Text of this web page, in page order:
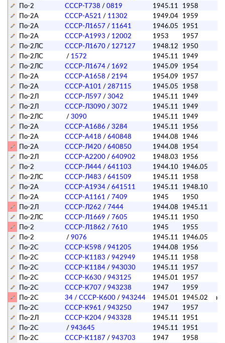
По-2
СССР-Т738 /0819 1945.11 1958
По-2А
СССР-А521 / 11302 1949.04 1959
По-2А
СССР-Л1657 / 11641 1946.05 1951
По-2А
СССР-А1993 / 12002 1953 1957
По-2ЛС
СССР-Л1670 / 127127 1948.12 1950
По-2ЛС
/ 1572 1945.11 1949
По-2ЛС
СССР-Л1674 / 1692 1945.09 1954
По-2А
СССР-А1658 /2194 1954.09 1957
По-2А
СССР-А101 /287115 1945.05 1958
По-2Л
СССР-Л597 /3042 1945.11 1949
По-2Л
СССР-Л3090 /3072 1945.11 1949
По-2ЛС
/3090 1945.11 1949
По-2А
СССР-А1686 /3284 1945.11 1956
По-2А
СССР-А418 /640848 1944.08 1946
По-2А
СССР-Л420 /640850 1944.08 1954
По-2Л
СССР-А2200 /640902 1948.03 1956
По-2
СССР-Л444 /641103 1944.10 1946.05
По-2ЛС
СССР-Л483 /641509 1945.11 1958
По-2А
СССР-А1934 /641511 1945.11 1948.10
По-2А
СССР-А1161 /7409 1945 1950
По-2Л
СССР-Л262 /7444 1944.08 1945.11
По-2ЛС
СССР-Л1669 /7605 1945.11 1950
По-2
СССР-Л1862 /7610 1945 1955
По-2
/9076 1945.11 1946.05
По-2C
СССР-К598 /941205 1944.08 1956
По-2C
СССР-К1183 /942949 1945.11 1958
По-2C
СССР-К1184 /943030 1945.11 1957
По-2C
СССР-К630 /943125 1945.01 1957
По-2C
СССР-К707 /943238 1947 1959
По-2C
34 / СССР-К600 /943244 1945.01 1945.02
По-2C
СССР-К961 /943250 1947 1957
По-2Л
СССР-К204 /943328 1945.11 1951
По-2C
/943645 1945.11 1951
По-2C
СССР-К1187 /943703 1947 1958